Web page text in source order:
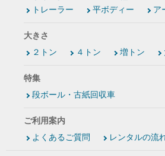
トレーラー
平ボディー ア
大きさ
２トン
４トン 増トン
特集
段ボール・古紙回収車
ご利用案内
よくあるご質問
レンタルの流